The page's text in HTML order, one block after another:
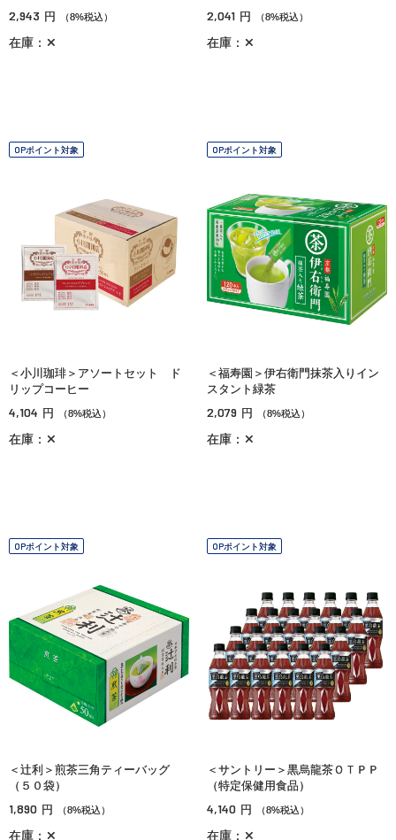
2,943 円 （8%税込）
在庫：✕
2,041 円 （8%税込）
在庫：✕
OPポイント対象
＜小川珈琲＞アソートセット ド
リップコーヒー
4,104 円 （8%税込）
在庫：✕
OPポイント対象
＜福寿園＞伊右衛門抹茶入りイン
スタント緑茶
2,079 円 （8%税込）
在庫：✕
OPポイント対象
＜辻利＞煎茶三角ティーバッグ
（５０袋）
1,890 円 （8%税込）
在庫：✕
OPポイント対象
＜サントリー＞黒烏龍茶ＯＴＰＰ
（特定保健用食品）
4,140 円 （8%税込）
在庫：✕